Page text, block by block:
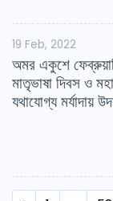
19 Feb, 2022
অমর একুশে
মাতৃভাষা দিবস ও
যথাযোগ্য মর্যাদায়